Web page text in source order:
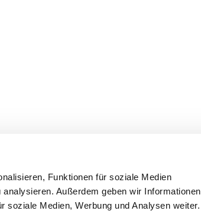
Funktionen für soziale Medien
Außerdem geben wir Informationen
soziale Medien, Werbung und Analysen weiter.